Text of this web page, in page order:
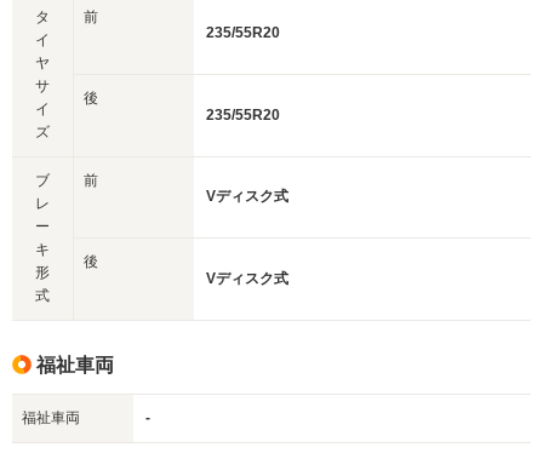
タ
イ
ヤ
サ
イ
ズ
前
235/55R20
後
235/55R20
ブ
レ
ー
キ
形
式
前
Vディスク式
後
Vディスク式
福祉車両
福祉車両 -